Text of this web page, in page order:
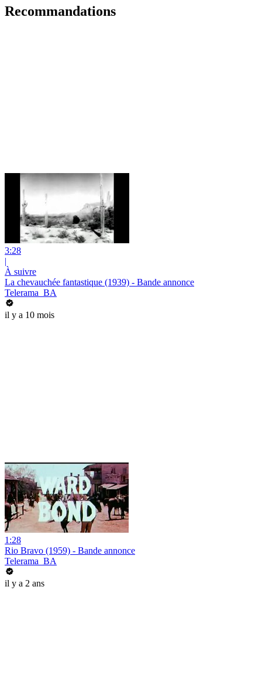
Recommandations
3:28
|
À suivre
La chevauchée fantastique (1939) - Bande annonce
Telerama_BA
il y a 10 mois
1:28
Rio Bravo (1959) - Bande annonce
Telerama_BA
il y a 2 ans